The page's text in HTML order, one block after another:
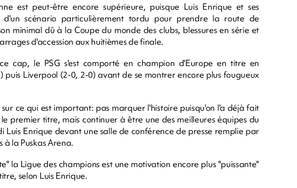
est peut-être encore supérieure, puisque Luis Enrique et ses
d'un scénario particulièrement tordu pour prendre la route de
minimal dû à la Coupe du monde des clubs, blessures en série et
d'accession aux huitièmes de finale.
cap, le PSG s'est comporté en champion d'Europe en titre en
puis Liverpool (2-0, 2-0) avant de se montrer encore plus fougueux
ce qui est important: pas marquer l'histoire puisqu'on l'a déjà fait
premier titre, mais continuer à être une des meilleures équipes du
Luis Enrique devant une salle de conférence de presse remplie par
à la Puskas Arena.
la Ligue des champions est une motivation encore plus "puissante"
selon Luis Enrique.